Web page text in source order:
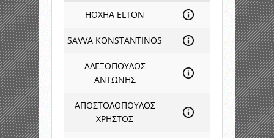
HOXHA ELTON
SAVVA KONSTANTINOS
ΑΛΕΞΟΠΟΥΛΟΣ
ΑΝΤΩΝΗΣ
ΑΠΟΣΤΟΛΟΠΟΥΛΟΣ
ΧΡΗΣΤΟΣ